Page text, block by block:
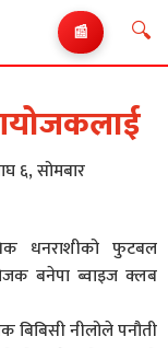
📰 🔍
६, सोमबार
धनराशीको फुटबल
बनेपा ब्वाइज क्लब
बिबिसी नीलोले पनौती